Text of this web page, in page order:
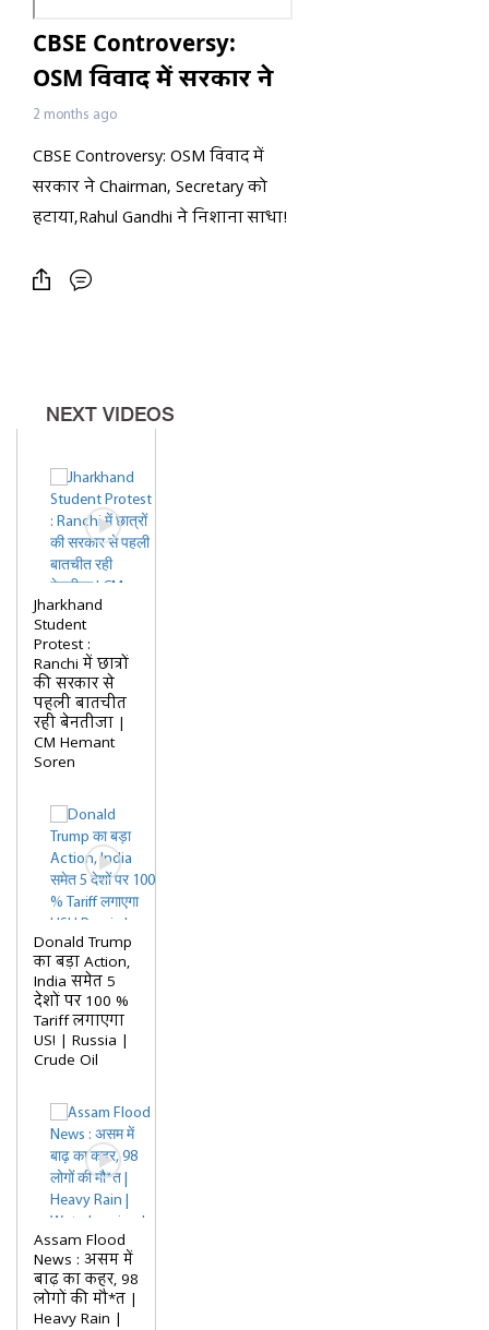
CBSE Controversy:
OSM विवाद में सरकार ने
Chairman, Secretary
को हटाया,Rahul Gandhi
ने निशाना साधा!
2 months ago
CBSE Controversy: OSM विवाद में
सरकार ने Chairman, Secretary को
हटाया,Rahul Gandhi ने निशाना साधा!
NEXT VIDEOS
Jharkhand
Student
Protest :
Ranchi में छात्रों
की सरकार से
पहली बातचीत
रही बेनतीजा |
CM Hemant
Soren
Donald Trump
का बड़ा Action,
India समेत 5
देशों पर 100 %
Tariff लगाएगा
US! | Russia |
Crude Oil
Assam Flood
News : असम में
बाढ़ का कहर, 98
लोगों की मौ*त |
Heavy Rain |